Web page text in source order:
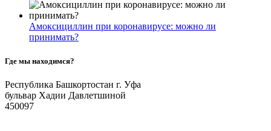
Амоксициллин при коронавирусе: можно ли
принимать?
Где мы находимся?
Республика Башкортостан г. Уфа
бульвар Хадии Давлетшиной
450097